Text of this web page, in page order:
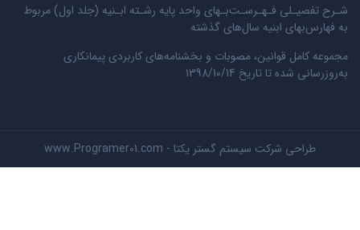
شـرح تفصیـلی فـهـرسـت‌بـهای واحد پایه رشـته ابـنیه (جلد اول) مربوط
به فهارس‌بهای ابنیه سال‌های گذشته
مجموعه کامل قوانین، مصوبات و بخشنامه‌های کاربردی پیمانکاری
به‌روزرسانی شده تا تاریخ 1398/10/14
طراحی شرکت سیستم گستر یکتا - www.Programer01.com